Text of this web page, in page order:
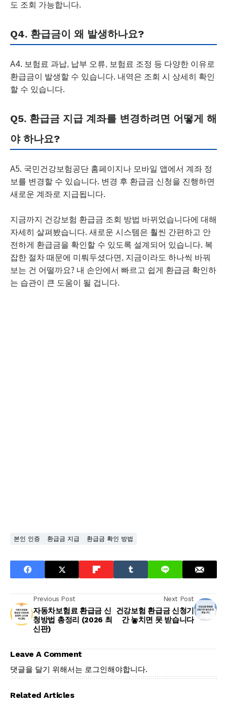
도 조회 가능합니다.
Q4. 환급금이 왜 발생하나요?
A4. 보험료 과납, 납부 오류, 보험료 조정 등 다양한 이유로
환급금이 발생할 수 있습니다. 내역은 조회 시 상세히 확인
할 수 있습니다.
Q5. 환급금 지급 계좌를 변경하려면 어떻게 해
야 하나요?
A5. 국민건강보험공단 홈페이지나 모바일 앱에서 계좌 정
보를 변경할 수 있습니다. 변경 후 환급금 신청을 진행하면
새로운 계좌로 지급됩니다.
지금까지 건강보험 환급금 조회 방법 바뀌었습니다에 대해
자세히 살펴봤습니다. 새로운 시스템은 훨씬 간편하고 안
전하게 환급금을 확인할 수 있도록 설계되어 있습니다. 복
잡한 절차 때문에 미뤄두셨다면, 지금이라도 하나씩 바꿔
보는 건 어떨까요? 내 손안에서 빠르고 쉽게 환급금 확인하
는 습관이 큰 도움이 될 겁니다.
본인 인증 환급금 지급 환급금 확인 방법
Previous Post
자동차보험료 환급금 신
청방법 총정리 (2026 최
신판)
Next Post
건강보험 환급금 신청기
간 놓치면 못 받습니다
Leave A Comment
댓글을 달기 위해서는 로그인해야합니다.
Related Articles